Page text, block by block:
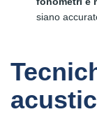
siano